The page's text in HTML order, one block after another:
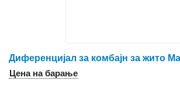
Диференцијал за комбајн за жито
Цена на барање